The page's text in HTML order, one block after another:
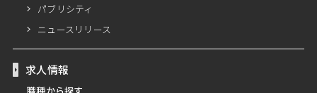
パブリシティ
ニュースリリース
求人情報